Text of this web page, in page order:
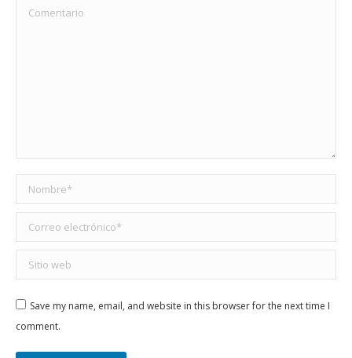
Comentario
Nombre *
Correo electrónico *
Sitio web
Save my name, email, and website in this browser for the next time I
comment.